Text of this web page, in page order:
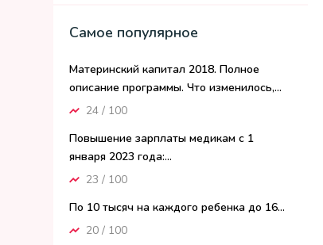
Самое популярное
Материнский капитал 2018. Полное
описание программы. Что изменилось,...
24 / 100
Повышение зарплаты медикам с 1
января 2023 года:...
23 / 100
По 10 тысяч на каждого ребенка до 16...
20 / 100